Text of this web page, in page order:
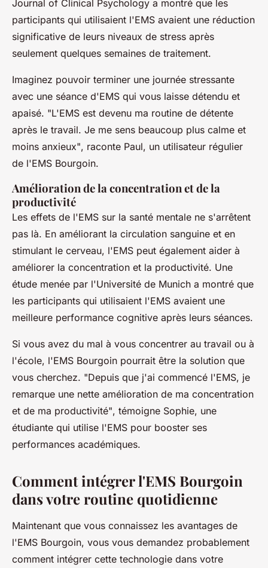
Journal of Clinical Psychology a montré que les
participants qui utilisaient l'EMS avaient une réduction
significative de leurs niveaux de stress après
seulement quelques semaines de traitement.
Imaginez pouvoir terminer une journée stressante
avec une séance d'EMS qui vous laisse détendu et
apaisé. "L'EMS est devenu ma routine de détente
après le travail. Je me sens beaucoup plus calme et
moins anxieux", raconte Paul, un utilisateur régulier
de l'EMS Bourgoin.
Amélioration de la concentration et de la
productivité
Les effets de l'EMS sur la santé mentale ne s'arrêtent
pas là. En améliorant la circulation sanguine et en
stimulant le cerveau, l'EMS peut également aider à
améliorer la concentration et la productivité. Une
étude menée par l'Université de Munich a montré que
les participants qui utilisaient l'EMS avaient une
meilleure performance cognitive après leurs séances.
Si vous avez du mal à vous concentrer au travail ou à
l'école, l'EMS Bourgoin pourrait être la solution que
vous cherchez. "Depuis que j'ai commencé l'EMS, je
remarque une nette amélioration de ma concentration
et de ma productivité", témoigne Sophie, une
étudiante qui utilise l'EMS pour booster ses
performances académiques.
Comment intégrer l'EMS Bourgoin
dans votre routine quotidienne
Maintenant que vous connaissez les avantages de
l'EMS Bourgoin, vous vous demandez probablement
comment intégrer cette technologie dans votre